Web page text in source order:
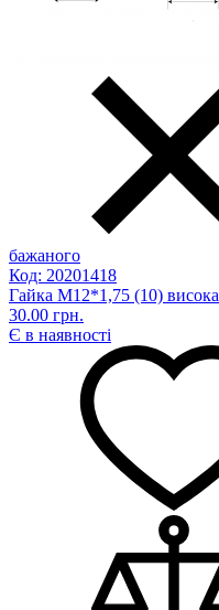
бажаного
Код: 20201418
Гайка М12*1,75 (10) висока
30.00 грн.
Є в наявності